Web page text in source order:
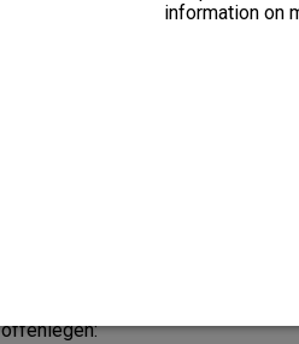
allen Fällen nachkommen
genannten Kategorien
abgeschlossenen oder
Anforderung nicht bereitstellen,
müssen wir möglicherweise
offenlegen:
information on